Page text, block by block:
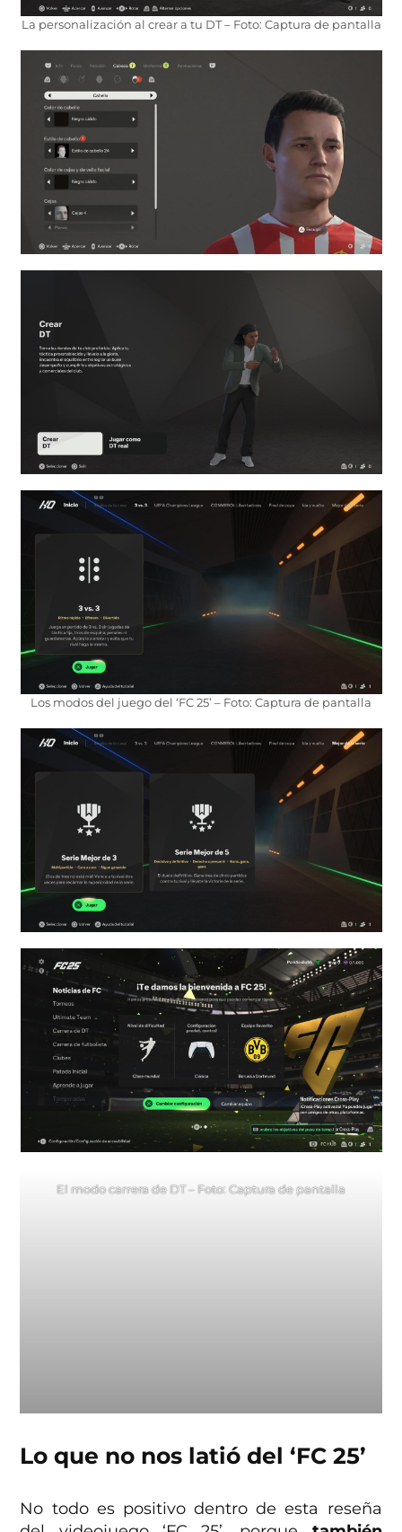
La personalización al crear a tu DT – Foto: Captura de pantalla
Los modos del juego del ‘FC 25’ – Foto: Captura de pantalla
El modo carrera de DT – Foto: Captura de pantalla
Lo que no nos latió del ‘FC 25’
No todo es positivo dentro de esta reseña